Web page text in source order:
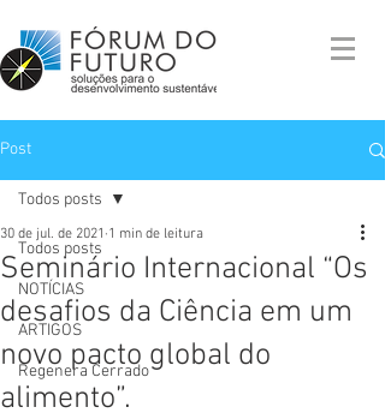
Post
Todos posts
NOTÍCIAS
ARTIGOS
Regenera Cerrado
Todos posts
Seminário Internacional “Os
desafios da Ciência em um
novo pacto global do
alimento”.
30 de jul. de 2021 1 min de leitura